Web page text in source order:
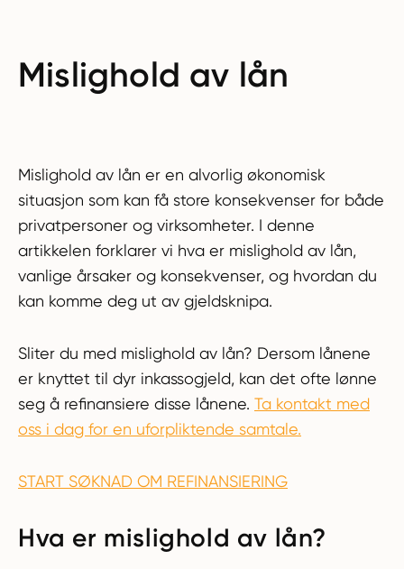
Mislighold av lån
Mislighold av lån er en alvorlig økonomisk
situasjon som kan få store konsekvenser for både
privatpersoner og virksomheter. I denne
artikkelen forklarer vi hva er mislighold av lån,
vanlige årsaker og konsekvenser, og hvordan du
kan komme deg ut av gjeldsknipa.
Sliter du med mislighold av lån? Dersom lånene
er knyttet til dyr inkassogjeld, kan det ofte lønne
seg å refinansiere disse lånene. Ta kontakt med
oss i dag for en uforpliktende samtale.
START SØKNAD OM REFINANSIERING
Hva er mislighold av lån?